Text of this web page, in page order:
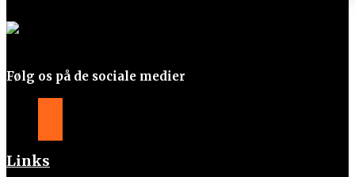
Følg os på de sociale medier
Links